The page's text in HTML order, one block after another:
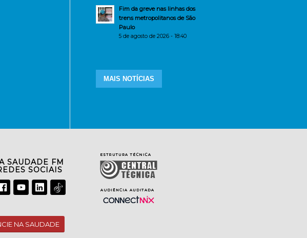
Fim da greve nas linhas dos
trens metropolitanos de São
Paulo
5 de agosto de 2026 - 18:40
MAIS NOTÍCIAS
SAUDADE FM
SOCIAIS
NA SAUDADE